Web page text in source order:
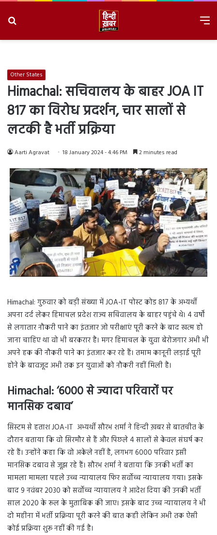
Other States
Himachal: सचिवालय के बाहर JOA IT
817 का विरोध प्रदर्शन, चार सालों से
लटकी है भर्ती प्रक्रिया
Aarti Agravat 18 January 2024 - 4:46 PM 2 minutes read
Himachal: गुरुवार को बड़ी संख्या में JOA-IT पोस्ट कोड 817 के अभ्यर्थी
अपना दर्द लेकर हिमाचल प्रदेश राज्य सचिवालय के बाहर पहुंचे थे। 4 वर्षों
से लगातार नौकरी पाने का इंतजार जो परीक्षाएं पूरी करने के बाद खत्म हो
जाना चाहिए था वो भी बरकरार है। मगर हिमाचल के युवा बेरोजगार अभी भी
अपने हक की नौकरी पाने का इंतजार कर रहे हैं। तमाम कानूनी लड़ाई पूरी
होने के बावजूद अभी तक इन युवाओं को नौकरी नहीं मिली है।
Himachal: ‘6000 से ज्यादा परिवारों पर
मानसिक दबाव’
सिस्टम से हताश JOA-IT अभ्यर्थी सौरभ शर्मा ने हिन्दी ख़बर से बातचीत के
दौरान बताया कि वो सिरमौर से हैं और पिछले 4 सालों से केवल संघर्ष कर
रहे हैं। उन्होंने कहा कि वो अकेले नहीं है, लगभग 6000 परिवार इसी
मानसिक दबाव से जूझ रहे हैं। सौरभ शर्मा ने बताया कि उनकी भर्ती का
मामला मामला पहले उच्च न्यायालय फिर सर्वोच्च न्यायालय गया। इसके
बाद 9 नवंबर 2030 को सर्वोच्च न्यायालय ने आदेश दिया की उनकी भर्ती
साल 2020 के रूल के मुताबिक की जाए। इसके बाद उच्च न्यायालय ने भी
दो महीना में भर्ती प्रक्रिया पूरी करने की बात कही लेकिन अभी तक ऐसी
कोई प्रक्रिया शुरू नहीं की गई है।